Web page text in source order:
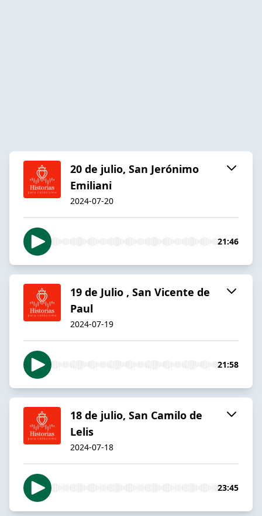
20 de julio, San Jerónimo
Emiliani
2024-07-20
21:46
19 de Julio , San Vicente de
Paul
2024-07-19
21:58
18 de julio, San Camilo de
Lelis
2024-07-18
23:45